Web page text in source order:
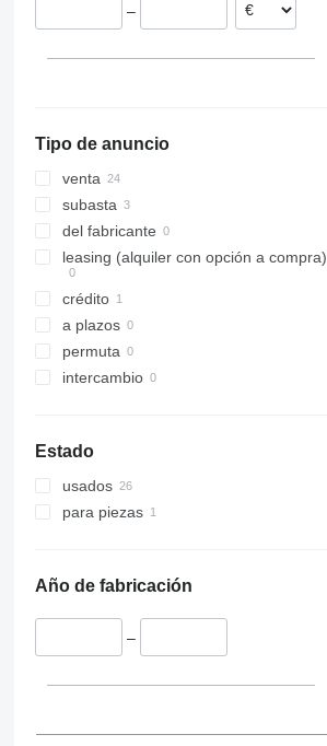
920
924
926
928
930
936
938
941
943
956
962
972
973
T-seriesFrancia
–
Tipo de anuncio
venta
subasta
del fabricante
leasing (alquiler con opción a compra)
crédito
a plazos
permuta
intercambio
Estado
usados
para piezas
Año de fabricación
–